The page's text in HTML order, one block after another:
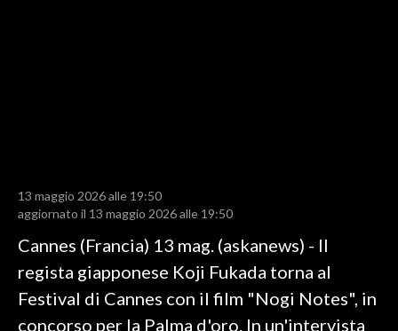
CALCIO
CALCIO REGIONALE
BASKET
VOLLEY
MOTORI
TENNIS
13 maggio 2026 alle 19:50
aggiornato il 13 maggio 2026 alle 19:50
Cannes (Francia) 13 mag. (askanews) - Il
regista giapponese Koji Fukada torna al
Festival di Cannes con il film "Nogi Notes", in
concorso per la Palma d'oro. In un'intervista